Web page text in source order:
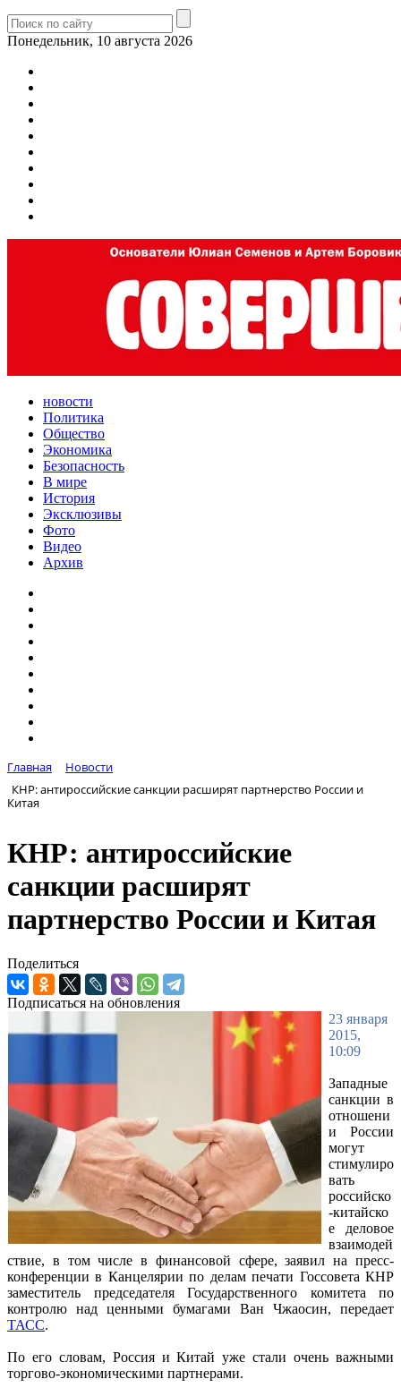
Понедельник, 10 августа 2026
новости
Политика
Общество
Экономика
Безопасность
В мире
История
Эксклюзивы
Фото
Видео
Архив
Главная
Новости
КНР: антироссийские санкции расширят партнерство России и
Китая
КНР: антироссийские
санкции расширят
партнерство России и Китая
Поделиться
Подписаться на обновления
23 января
2015,
10:09
Западные
санкции в
отношени
и России
могут
стимулиро
вать
российско
-китайско
е деловое
взаимодей
ствие, в том числе в финансовой сфере, заявил на пресс-
конференции в Канцелярии по делам печати Госсовета КНР
заместитель председателя Государственного комитета по
контролю над ценными бумагами Ван Чжаосин, передает
ТАСС.
По его словам, Россия и Китай уже стали очень важными
торгово-экономическими партнерами.